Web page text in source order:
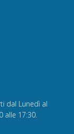
dal Lunedì al
alle 17:30.